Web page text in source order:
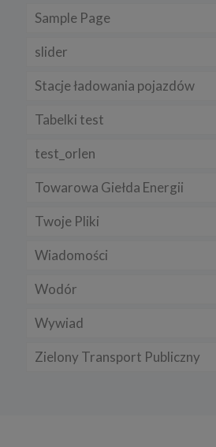
Sample Page
slider
Stacje ładowania pojazdów
Tabelki test
test_orlen
Towarowa Giełda Energii
Twoje Pliki
Wiadomości
Wodór
Wywiad
Zielony Transport Publiczny